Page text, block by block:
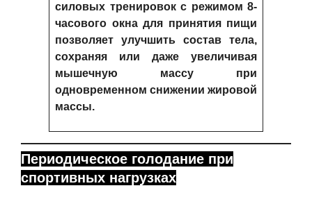
силовых тренировок с режимом 8-
часового окна для принятия пищи
позволяет улучшить состав тела,
сохраняя или даже увеличивая
мышечную массу при
одновременном снижении жировой
массы.
Периодическое голодание при
спортивных нагрузках